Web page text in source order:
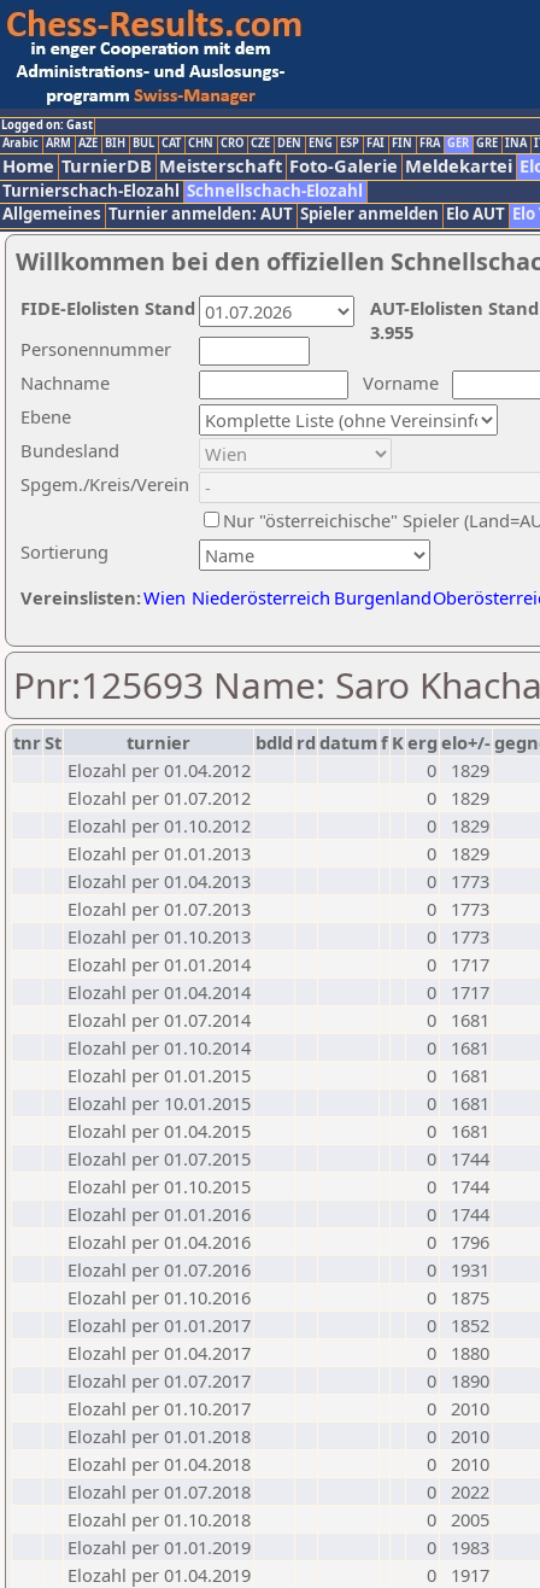
Logged on: Gast
Arabic ARM AZE BIH BUL CAT CHN CRO CZE DEN ENG ESP FAI FIN FRA GER GRE INA
Home TurnierDB Meisterschaft Foto-Galerie Meldekartei
Turnierschach-Elozahl Schnellschach-Elozahl
Allgemeines Turnier anmelden: AUT Spieler anmelden Elo AUT
Willkommen bei den offiziellen
Nachname
Vorname
Ebene
Sortierung
Personennummer
Bundesland
Spgem./Kreis/Verein
Nur "österreichische" Spieler
Vereinslisten:Wien Niederösterreich Burgenland
AUT-Elolisten
3.955
FIDE-Elolisten Stand
Pnr:125693 Name: Saro
tnrSt turnier bdld rd datumf Kerg elo+/-
Elozahl per 01.04.2012
0
1829
Elozahl per 01.07.2012
0
1829
Elozahl per 01.10.2012
0
1829
Elozahl per 01.01.2013
0
1829
Elozahl per 01.04.2013
0
1773
Elozahl per 01.07.2013
0
1773
Elozahl per 01.10.2013
0
1773
Elozahl per 01.01.2014
0
1717
Elozahl per 01.04.2014
0
1717
Elozahl per 01.07.2014
0
1681
Elozahl per 01.10.2014
0
1681
Elozahl per 01.01.2015
0
1681
Elozahl per 10.01.2015
0
1681
Elozahl per 01.04.2015
0
1681
Elozahl per 01.07.2015
0
1744
Elozahl per 01.10.2015
0
1744
Elozahl per 01.01.2016
0
1744
Elozahl per 01.04.2016
0
1796
Elozahl per 01.07.2016
0
1931
Elozahl per 01.10.2016
0
1875
Elozahl per 01.01.2017
0
1852
Elozahl per 01.04.2017
0
1880
Elozahl per 01.07.2017
0
1890
Elozahl per 01.10.2017
0 2010
Elozahl per 01.01.2018
0 2010
Elozahl per 01.04.2018
0 2010
Elozahl per 01.07.2018
0 2022
Elozahl per 01.10.2018
0 2005
Elozahl per 01.01.2019
0
1983
Elozahl per 01.04.2019
0
1917